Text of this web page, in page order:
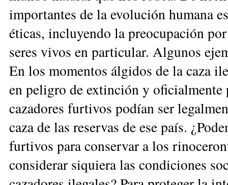
im­por­tantes de la evolución humana
éticas, incluyendo la preocupación
seres vivos en particular. Algunos
En los momentos álgidos de la caza
en peligro de extinción y oficialmente
cazadores furtivos podían ser
caza de las reservas de ese país.
furtivos para conservar a los
considerar siquie­ra las con­diciones